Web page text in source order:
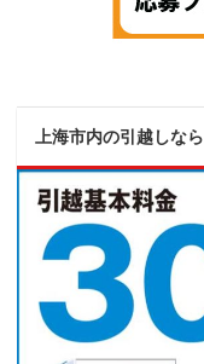
上海市内の引越しなら